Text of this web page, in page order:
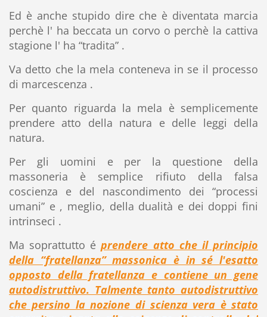
Ed è anche stupido dire che è diventata marcia
perchè l' ha beccata un corvo o perchè la cattiva
stagione l' ha “tradita” .
Va detto che la mela conteneva in se il processo
di marcescenza .
Per quanto riguarda la mela è semplicemente
prendere atto della natura e delle leggi della
natura.
Per gli uomini e per la questione della
massoneria è semplice rifiuto della falsa
coscienza e del nascondimento dei “processi
umani” e , meglio, della dualità e dei doppi fini
intrinseci .
Ma soprattutto éprendere atto che il principio
della “fratellanza” massonica è in sé l'esatto
opposto della fratellanza e contiene un gene
autodistruttivo. Talmente tanto autodistruttivo
che persino la nozione di scienza vera è stato